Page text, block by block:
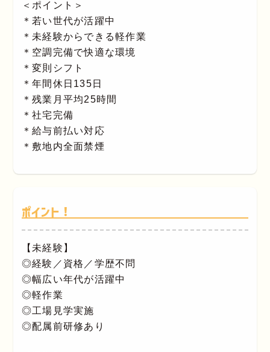
＜ポイント＞
＊若い世代が活躍中
＊未経験からできる軽作業
＊空調完備で快適な環境
＊変則シフト
＊年間休日135日
＊残業月平均25時間
＊社宅完備
＊給与前払い対応
＊敷地内全面禁煙
ポイント！
【未経験】
◎経験／資格／学歴不問
◎幅広い年代が活躍中
◎軽作業
◎工場見学実施
◎配属前研修あり